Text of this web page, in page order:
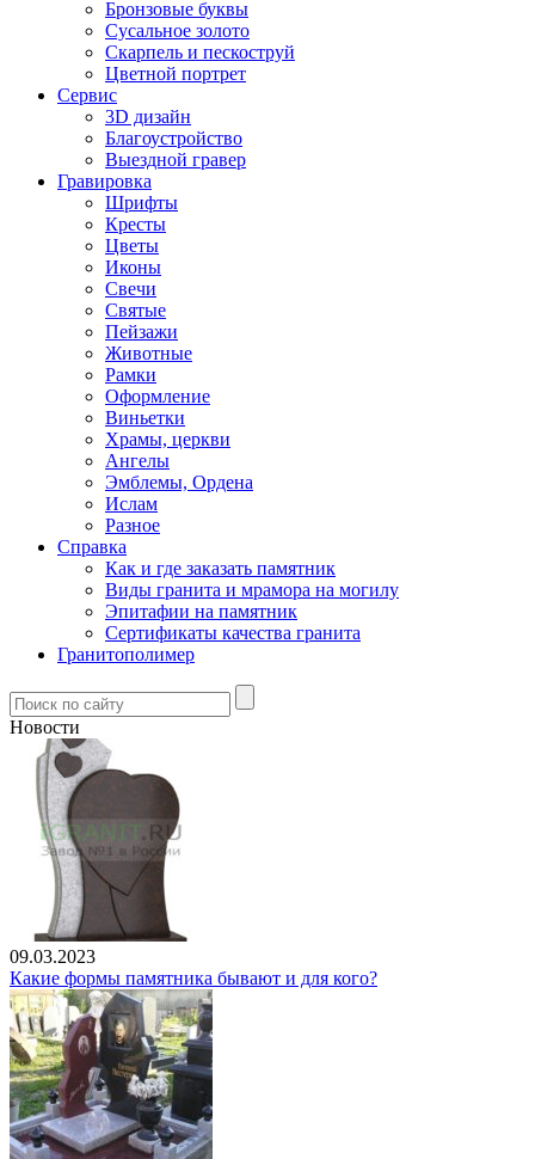
Бронзовые буквы
Сусальное золото
Скарпель и пескоструй
Цветной портрет
Сервис
3D дизайн
Благоустройство
Выездной гравер
Гравировка
Шрифты
Кресты
Цветы
Иконы
Свечи
Святые
Пейзажи
Животные
Рамки
Оформление
Виньетки
Храмы, церкви
Ангелы
Эмблемы, Ордена
Ислам
Разное
Справка
Как и где заказать памятник
Виды гранита и мрамора на могилу
Эпитафии на памятник
Сертификаты качества гранита
Гранитополимер
Новости
09.03.2023
Какие формы памятника бывают и для кого?